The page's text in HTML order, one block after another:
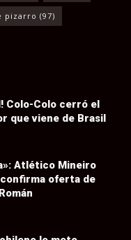
pizarro (97)
Colo-Colo cerró el
que viene de Brasil
Atlético Mineiro
oferta de